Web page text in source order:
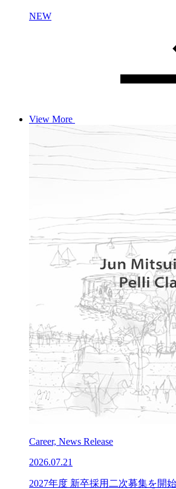
NEW
View More
Career, News Release
2026.07.21
2027年度 新卒採用二次募集を開